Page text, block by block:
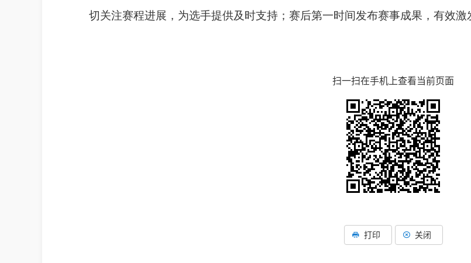
切关注赛程进展，为选手提供及时支持；赛后第一时间发布赛事成果，有效激
扫一扫在手机上查看当前页面
打印 关闭